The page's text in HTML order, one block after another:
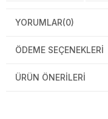
YORUMLAR(0)
ÖDEME SEÇENEKLERI
ÜRÜN ÖNERILERI